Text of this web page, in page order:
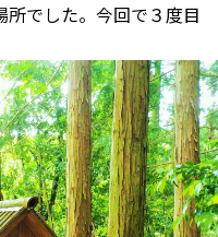
でした。今回で３度目